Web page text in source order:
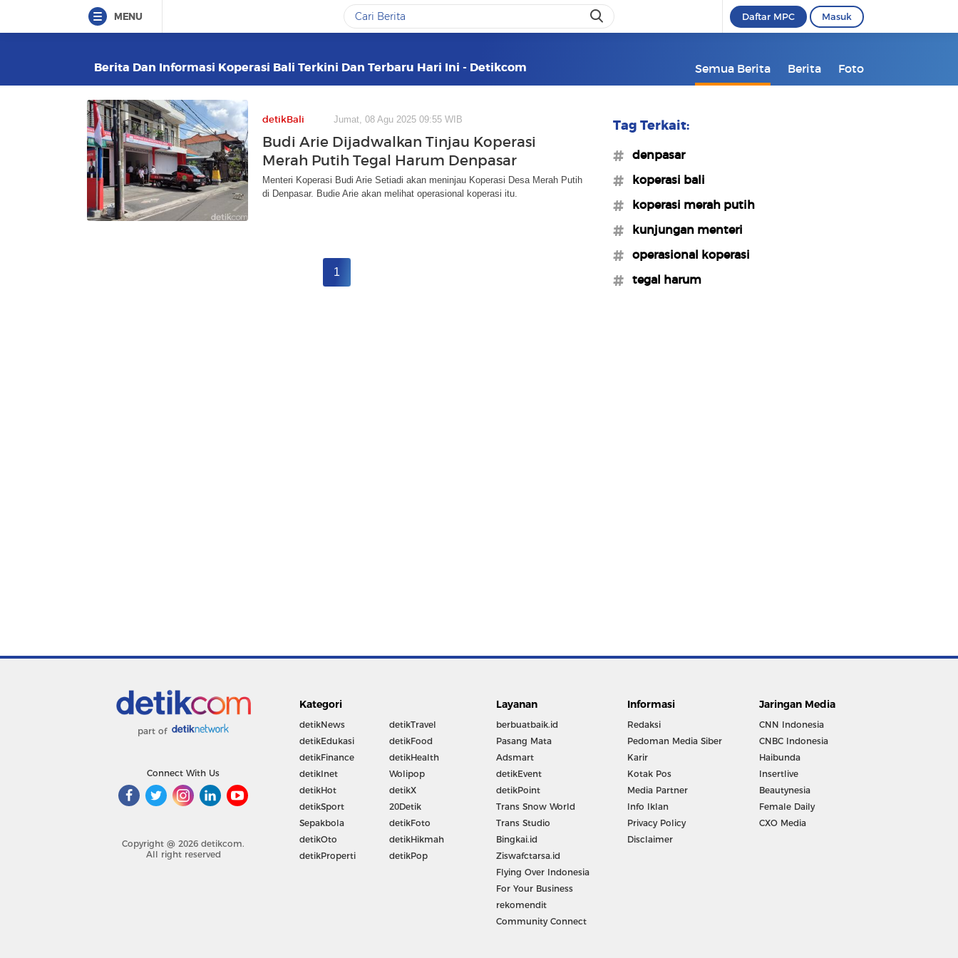
MENU Daftar MPC Masuk
Berita Dan Informasi Koperasi Bali Terkini Dan Terbaru Hari Ini - Detikcom Semua Berita Berita Foto
detikBali Jumat, 08 Agu 2025 09:55 WIB
Budi Arie Dijadwalkan Tinjau Koperasi
Merah Putih Tegal Harum Denpasar
Menteri Koperasi Budi Arie Setiadi akan meninjau Koperasi Desa Merah Putih
di Denpasar. Budie Arie akan melihat operasional koperasi itu.
1
Tag Terkait:
#denpasar
#koperasi bali
#koperasi merah putih
#kunjungan menteri
#operasional koperasi
#tegal harum
part of
Connect With Us
Copyright @ 2026 detikcom.
All right reserved
Kategori
detikNews
detikEdukasi
detikFinance
detikInet
detikHot
detikSport
Sepakbola
detikOto
detikProperti
detikTravel
detikFood
detikHealth
Wolipop
detikX
20Detik
detikFoto
detikHikmah
detikPop
Layanan
berbuatbaik.id
Pasang Mata
Adsmart
detikEvent
detikPoint
Trans Snow World
Trans Studio
Bingkai.id
Ziswafctarsa.id
Flying Over Indonesia
For Your Business
rekomendit
Community Connect
Informasi
Redaksi
Pedoman Media Siber
Karir
Kotak Pos
Media Partner
Info Iklan
Privacy Policy
Disclaimer
Jaringan Media
CNN Indonesia
CNBC Indonesia
Haibunda
Insertlive
Beautynesia
Female Daily
CXO Media